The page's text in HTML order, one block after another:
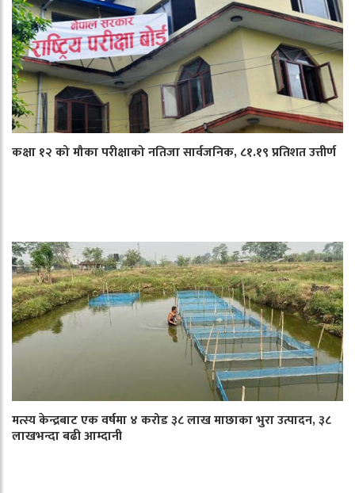
कक्षा १२ को मौका परीक्षाको नतिजा सार्वजनिक, ८१.१९ प्रतिशत उत्तीर्ण
मत्स्य केन्द्रबाट एक वर्षमा ४ करोड ३८ लाख माछाका भुरा उत्पादन, ३८
लाखभन्दा बढी आम्दानी